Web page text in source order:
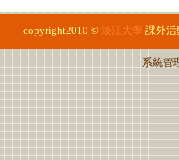
copyright2010 © 淡江大學 課外活
系統管